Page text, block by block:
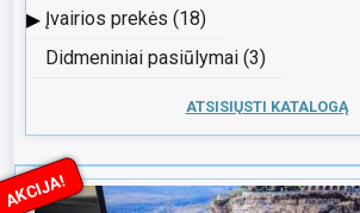
▸ Įvairios prekės (18)
Didmeniniai pasiūlymai (3)
ATSISIŲSTI KATALOGĄ
AKCIJA!